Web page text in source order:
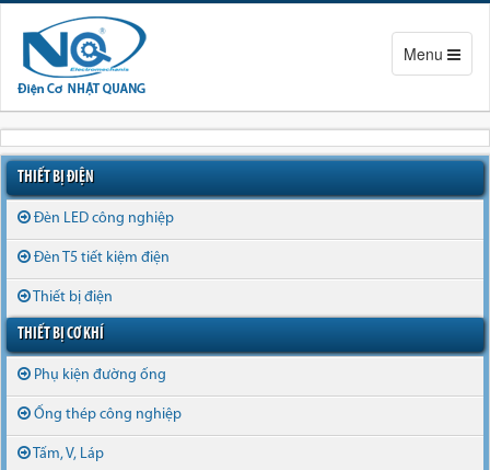
Toggle
navigation
Menu
THIẾT BỊ ĐIỆN
Đèn LED công nghiệp
Đèn T5 tiết kiệm điện
Thiết bị điện
THIẾT BỊ CƠ KHÍ
Phụ kiện đường ống
Ống thép công nghiệp
Tấm, V, Láp